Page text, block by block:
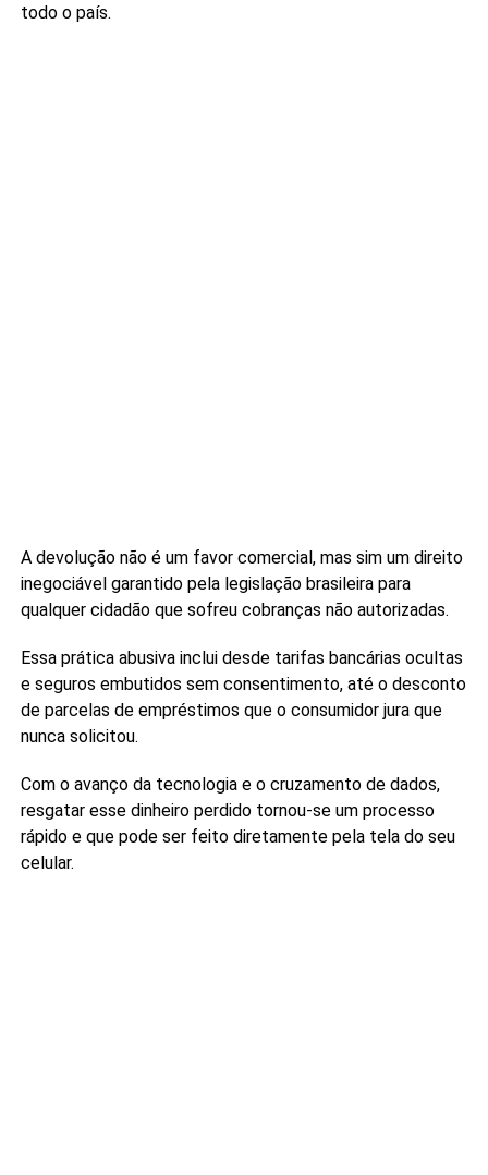
todo o país.
A devolução não é um favor comercial, mas sim um direito
inegociável garantido pela legislação brasileira para
qualquer cidadão que sofreu cobranças não autorizadas.
Essa prática abusiva inclui desde tarifas bancárias ocultas
e seguros embutidos sem consentimento, até o desconto
de parcelas de empréstimos que o consumidor jura que
nunca solicitou.
Com o avanço da tecnologia e o cruzamento de dados,
resgatar esse dinheiro perdido tornou-se um processo
rápido e que pode ser feito diretamente pela tela do seu
celular.